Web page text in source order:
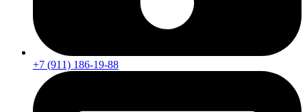
+7 (911) 186-19-88